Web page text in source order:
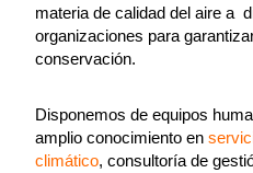
materia de calidad del aire a
organizaciones para
conservación.
Disponemos de equipos
amplio conocimiento en
climático, consultoría de